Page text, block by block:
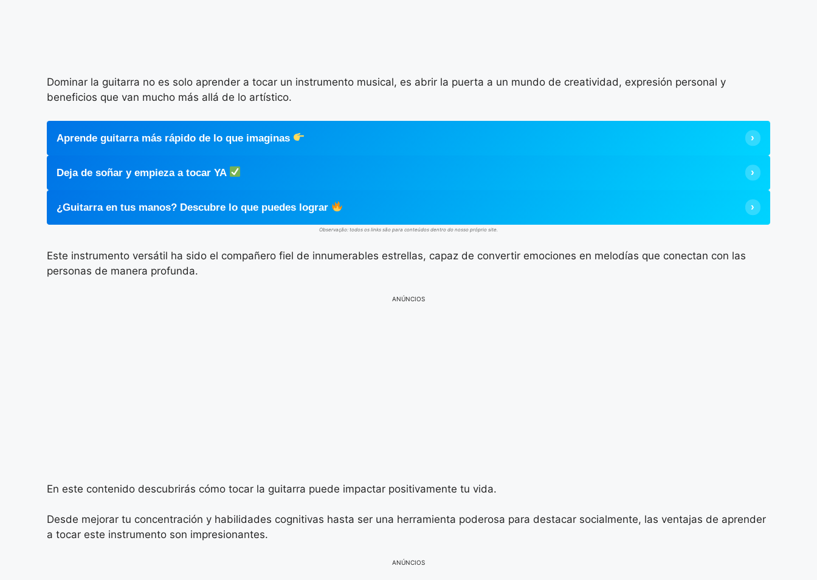
Dominar la guitarra no es solo aprender a tocar un instrumento musical, es abrir la puerta a un mundo de creatividad, expresión personal y
beneficios que van mucho más allá de lo artístico.
Aprende guitarra más rápido de lo que imaginas
Deja de soñar y empieza a tocar YA
¿Guitarra en tus manos? Descubre lo que puedes lograr
Observação: todos os links são para conteúdos dentro do nosso próprio site.
Este instrumento versátil ha sido el compañero fiel de innumerables estrellas, capaz de convertir emociones en melodías que conectan con las
personas de manera profunda.
ANÚNCIOS
En este contenido descubrirás cómo tocar la guitarra puede impactar positivamente tu vida.
Desde mejorar tu concentración y habilidades cognitivas hasta ser una herramienta poderosa para destacar socialmente, las ventajas de aprender
a tocar este instrumento son impresionantes.
ANÚNCIOS